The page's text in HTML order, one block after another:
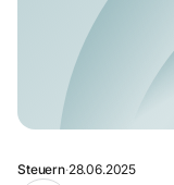
Steuern·28.06.2025